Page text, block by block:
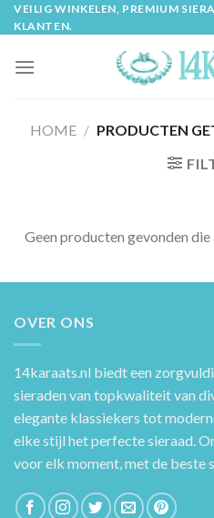
Skip
to
VEILIG WINKELEN, PREMIUM
KLANTEN.
HOME / PRODUCTEN
Geen producten gevonden
OVER ONS
14karaats.nl biedt een
sieraden van topkwaliteit van
elegante klassiekers tot
elke stijl het perfecte sieraad.
voor elk moment, met de beste